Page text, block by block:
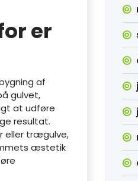
er
af
gulvet,
at udføre
resultat.
eller trægulve,
æstetik